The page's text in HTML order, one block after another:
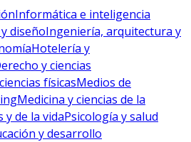
Informática e inteligencia
diseñoIngeniería, arquitectura y
Hotelería y
y ciencias
físicasMedios de
Medicina y ciencias de la
y de la vidaPsicología y salud
y desarrollo